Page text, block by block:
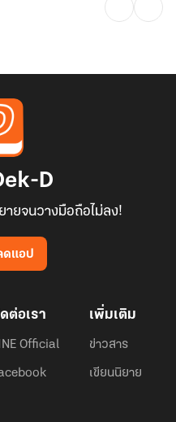
D
ยจนวางมือถือไม่ลง!
ดแอป
ต่อเรา
Official
เพิ่มเติม
ข่าวสาร
เขียนนิยาย